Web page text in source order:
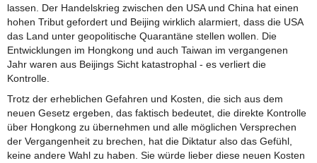
lassen. Der Handelskrieg zwischen den USA und China hat einen
hohen Tribut gefordert und Beijing wirklich alarmiert, dass die USA
das Land unter geopolitische Quarantäne stellen wollen. Die
Entwicklungen im Hongkong und auch Taiwan im vergangenen
Jahr waren aus Beijings Sicht katastrophal - es verliert die
Kontrolle.
Trotz der erheblichen Gefahren und Kosten, die sich aus dem
neuen Gesetz ergeben, das faktisch bedeutet, die direkte Kontrolle
über Hongkong zu übernehmen und alle möglichen Versprechen
der Vergangenheit zu brechen, hat die Diktatur also das Gefühl,
keine andere Wahl zu haben. Sie würde lieber diese neuen Kosten